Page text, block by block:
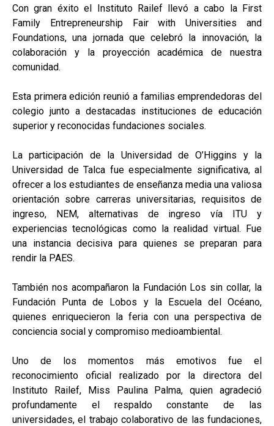
Con gran éxito el Instituto Railef llevó a cabo la First
Family Entrepreneurship Fair with Universities and
Foundations, una jornada que celebró la innovación, la
colaboración y la proyección académica de nuestra
comunidad.
Esta primera edición reunió a familias emprendedoras del
colegio junto a destacadas instituciones de educación
superior y reconocidas fundaciones sociales.
La participación de la Universidad de O’Higgins y la
Universidad de Talca fue especialmente significativa, al
ofrecer a los estudiantes de enseñanza media una valiosa
orientación sobre carreras universitarias, requisitos de
ingreso, NEM, alternativas de ingreso vía ITU y
experiencias tecnológicas como la realidad virtual. Fue
una instancia decisiva para quienes se preparan para
rendir la PAES.
También nos acompañaron la Fundación Los sin collar, la
Fundación Punta de Lobos y la Escuela del Océano,
quienes enriquecieron la feria con una perspectiva de
conciencia social y compromiso medioambiental.
Uno de los momentos más emotivos fue el
reconocimiento oficial realizado por la directora del
Instituto Railef, Miss Paulina Palma, quien agradeció
profundamente el respaldo constante de las
universidades, el trabajo colaborativo de las fundaciones,